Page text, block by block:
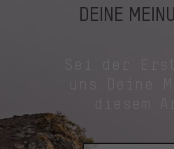
DEINE
uns Deine
diesem